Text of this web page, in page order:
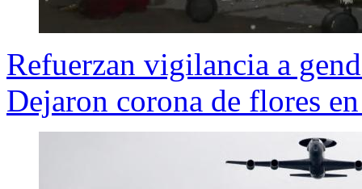
Refuerzan vigilancia a
Dejaron corona de flores